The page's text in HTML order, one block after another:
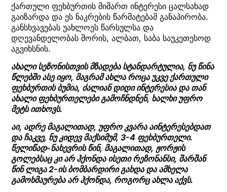
ქართული ფეხბურთის მიმართ ინტერესი ცალსახად
გაიზარდა და ეს ნაკრების წარმატებამ განაპირობა.
განსხვავებას უახლოეს წარსულსა და
დღევანდელობას შორის, ალბათ, საბა საუკეთესოდ
აგვიხსნის.
ახალი სეზონისთვის მზადება სტანდარტულია, ნუ წინა
წლებში ასე იყო, მაგრამ ახლა როცა უკვე ქართული
ფეხბურთის ბუმია, ძალიან დიდი ინტერესია და თან
ახალი ფეხბურთელები გამოჩნდნენ, ხალხი უფრო
მეტს ითხოვს.
აი, ადრე მაგალითად, უფრო კვარა აინტერესებდათ
და ჩაკვე, ნუ კიდევ მაქსიმუმ, 3-4 ფეხბურთელი.
წელიწად-ნახევრის წინ, მაგალითად, ჟორჟის
გოლებსაც კი არ ჰქონდა ისეთი რეზონანსი, შარშან
წინ ლიგა 2-ის ბომბარდირი გახდა და ამხელა
გამოხმაურება არ ჰქონდა, როგორც ახლა აქვს.